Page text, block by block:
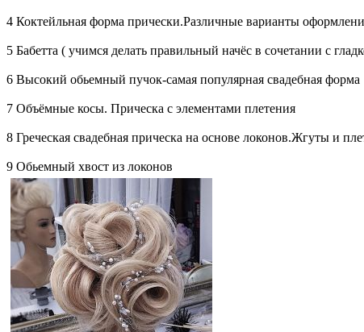
4 Коктейльная форма прически.Различные варианты
5 Бабетта ( учимся делать правильный начёс в сочетании с
6 Высокий обьемный пучок-самая популярная свадебная форма
7 Объёмные косы. Прическа с элементами плетения
8 Греческая свадебная прическа на основе локонов.Жгуты и
9 Обьемный хвост из локонов